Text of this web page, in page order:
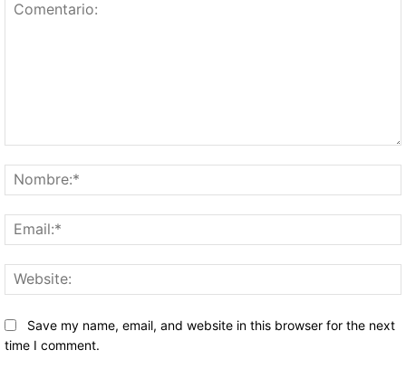
Save my name, email, and website in this browser for the next
time I comment.